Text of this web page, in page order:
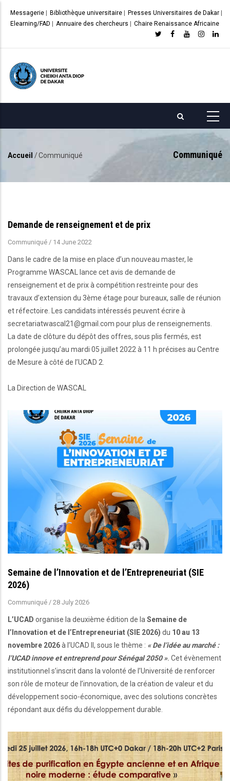
principal
Messagerie Bibliothèque universitaire Presses Universitaires de Dakar
Elearning/FAD
Annuaire des chercheurs Chaire Renaissance Africaine
Communiqué
d'Ariane
Accueil /Communiqué
Demande de renseignement et de prix
Communiqué / 14 June 2022
Dans le cadre de la mise en place d’un nouveau master, le
Programme WASCAL lance cet avis de demande de
renseignement et de prix à compétition restreinte pour des
travaux d’extension du 3ème étage pour bureaux, salle de réunion
et réfectoire. Les candidats intéressés peuvent écrire à
secretariatwascal21@gmail.com pour plus de renseignements.
La date de clôture du dépôt des offres, sous plis fermés, est
prolongée jusqu’au mardi 05 juillet 2022 à 11 h précises au Centre
de Mesure à côté de l’UCAD 2.
La Direction de WASCAL
Semaine de l’Innovation et de l’Entrepreneuriat (SIE
2026)
Communiqué / 28 July 2026
L’UCAD organise la deuxième édition de la Semaine de
l’Innovation et de l’Entrepreneuriat (SIE 2026) du 10 au 13
novembre 2026à l’UCAD II, sous le thème : « De l’idée au marché :
l’UCAD innove et entreprend pour Sénégal 2050 ». Cet évènement
institutionnel s’inscrit dans la volonté de l’Université de renforcer
son rôle de moteur de l’innovation, de la création de valeur et du
développement socio-économique, avec des solutions concrètes
répondant aux défis du développement durable.